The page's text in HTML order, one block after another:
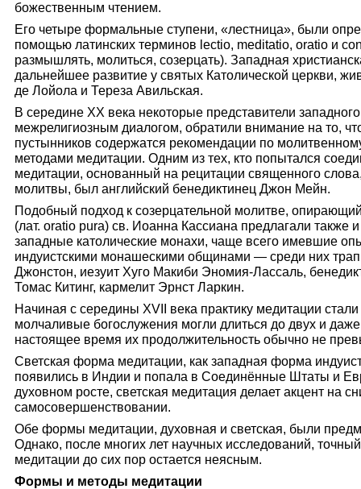
божественным чтением.
Его четыре формальные ступени, «лестница», были
помощью латинских терминов lectio, meditatio, oratio и
размышлять, молиться, созерцать). Западная
дальнейшее развитие у святых Католической церкви,
де Лойола и Тереза Авильская.
В середине XX века некоторые представители
межрелигиозным диалогом, обратили внимание на то,
пустынников содержатся рекомендации по
методами медитации. Одним из тех, кто попытался
медитации, основанный на рецитации священного
молитвы, был английский бенедиктинец Джон Мейн.
Подобный подход к созерцательной молитве,
(лат. oratio pura) св. Иоанна Кассиана предлагали также
западные католические монахи, чаще всего имевшие
индуистскими монашескими общинами — среди них
Джонстон, иезуит Хуго Макиби Эномия-Лассаль,
Томас Китинг, кармелит Эрнст Ларкин.
Начиная с середины XVII века практику медитации
молчаливые богослужения могли длиться до двух и
настоящее время их продолжительность обычно не
Светская форма медитации, как западная форма
появились в Индии и попала в Соединённые Штаты и
духовном росте, светская медитация делает акцент на
самосовершенствовании.
Обе формы медитации, духовная и светская, были
Однако, после многих лет научных исследований,
медитации до сих пор остается неясным.
Формы и методы медитации